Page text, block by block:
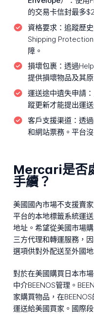
的交易卡信封最多
資格要求： 追蹤歷
Shipping
障。
損壞包裹： 透過
提供損壞物品及其
運送途中遺失申請：
蹤更新才能提出運
客戶支援渠道： 透
和網站票務。平台
Mercari是否
手續？
美國國內市場不支援賣
平台的本地標籤系統運
地址。希望從美國市場
三方代理和轉運服務，
選項供對外配送至外國地
對於在美國購買日本市
中介BEENOS管理。
家購買物品，在
運送給美國買家。國際